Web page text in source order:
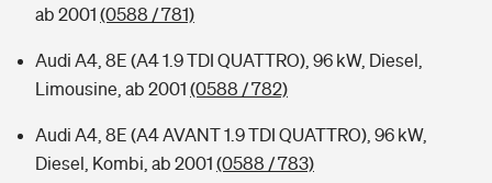
ab 2001 (0588 / 781)
Audi A4, 8E (A4 1.9 TDI QUATTRO), 96 kW, Diesel,
Limousine, ab 2001 (0588 / 782)
Audi A4, 8E (A4 AVANT 1.9 TDI QUATTRO), 96 kW,
Diesel, Kombi, ab 2001 (0588 / 783)